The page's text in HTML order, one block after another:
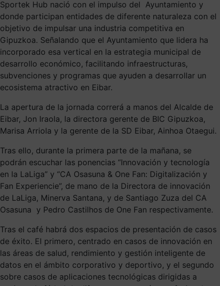
Sportek Hub nació con el impulso del Ayuntamiento y
donde participan entidades de diferente naturaleza con el
objetivo de impulsar una industria competitiva en
Gipuzkoa. Señalando que el Ayuntamiento que lidera ha
incorporado esa vertical en la estrategia municipal de
desarrollo económico, facilitando infraestructuras,
subvenciones y programas que ayuden a desarrollar un
ecosistema atractivo en Eibar.
La apertura de la jornada correrá a manos del Alcalde de
Eibar, Jon Iraola, la directora gerente de BIC Gipuzkoa,
Marisa Arriola y la gerente de la SD Eibar, Ainhoa Otaegui.
Tras ello, durante la primera parte de la mañana, se
podrán escuchar las ponencias “Innovación y tecnología
en la LaLiga” y “CA Osasuna & One Fan: Digitalización y
Fan Experiencie”, de mano de la Directora de innovación
de LaLiga, Minerva Santana, y de Santiago Zuza del CA
Osasuna y Pedro Castilhos de One Fan respectivamente.
Tras el café habrá dos espacios de presentación de casos
de éxito. El primero, centrado en casos de innovación en
las áreas de salud, rendimiento y gestión inteligente de
datos en el ámbito corporativo y deportivo, y el segundo
sobre casos de aplicaciones tecnológicas dirigidas a